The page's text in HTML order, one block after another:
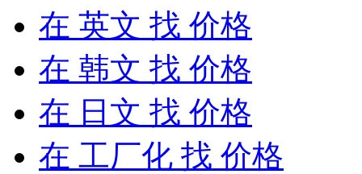
在 英文 找 价格
在 韩文 找 价格
在 日文 找 价格
在 工厂化 找 价格